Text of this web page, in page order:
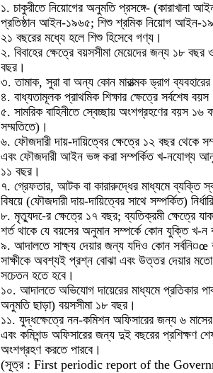
১. চাকুরীতে নিয়োগের অনুমতি প্রসঙ্গে- (কারাখানা
প্রতিষ্ঠান আইন-১৯৬৫; শিশু শ্রমিক নিয়োগ আইন-
২১ বছরের মধ্যে হলে শিশু হিসেবে গণ্য।
২. বিবাহের ক্ষেত্রে বয়সসীমা মেয়েদের জন্য ১৮
বছর।
৩. তামাক, সুরা বা অন্য কোন মারাত্মক ড্রাগ
৪. বাধ্যতামূলক প্রাথমিক শিক্ষার ক্ষেত্রে সর্বশেষ
৫. সামরিক বাহিনীতে স্বেচ্ছায় অংশগ্রহণের বয়স ১৬
সম্মতিতে)।
৬. ফৌজদারী দায়-দায়িত্বের ক্ষেত্রে ১২ বছর থেকে
এবং ফৌজদারী আইন ভঙ্গ করা সম্পর্কিত খ-নযোগ্য
১১ বছর।
৭. গ্রেফতার, আটক বা কারারুদ্ধের মাধ্যমে ব্যক্তি
বিষয়ে (ফৌজদারী দায়-দায়িত্বের সাথে সম্পর্কিত)
৮. মৃত্যুদ-ের ক্ষেত্রে ১৭ বছর; ব্যতিক্রমী ক্ষেত্রে
শর্ত থাকে যে বয়সের অনুমান সম্পর্কে কোন যুক্তি খ-ন
৯. আদালতে সাক্ষ্য দেয়ার জন্য যদিও কোন সর্বনি¤œ
সাক্ষীকে অবশ্যই প্রশ্ন বোঝা এবং উত্তর দেয়ার মতো
সচেতন হতে হবে।
১০. আদালতে অভিযোগ দায়েরের মাধ্যমে প্রতিকার
অনুমতি ছাড়া) বয়সসীমা ১৮ বছর।
১১. যুদ্ধক্ষেত্রে নন-কমিশন অফিসারের জন্য ৬
এবং কমিশন্ড অফিসারের জন্য দুই বছরের প্রশিক্ষণ
অংশগ্রহণ করতে পারবে।
(সূত্র : First periodic report of the